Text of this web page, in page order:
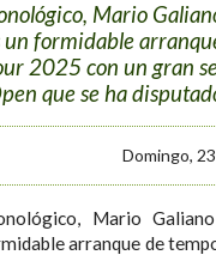
Mario
un formidable
2025 con un gran
que se ha
Domingo,